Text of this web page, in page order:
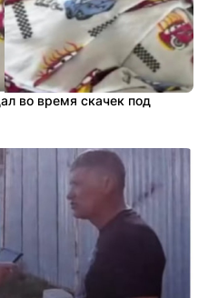
во время скачек под